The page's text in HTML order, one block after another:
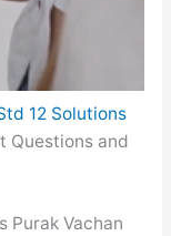
12 Solutions
Questions and
Purak Vachan